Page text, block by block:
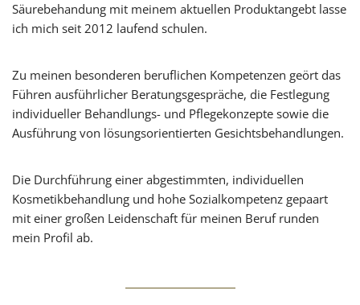
Säurebehandung mit meinem aktuellen Produktangebt lasse
ich mich seit 2012 laufend schulen.
Zu meinen besonderen beruflichen Kompetenzen geört das
Führen ausführlicher Beratungsgespräche, die Festlegung
individueller Behandlungs- und Pflegekonzepte sowie die
Ausführung von lösungsorientierten Gesichtsbehandlungen.
Die Durchführung einer abgestimmten, individuellen
Kosmetikbehandlung und hohe Sozialkompetenz gepaart
mit einer großen Leidenschaft für meinen Beruf runden
mein Profil ab.